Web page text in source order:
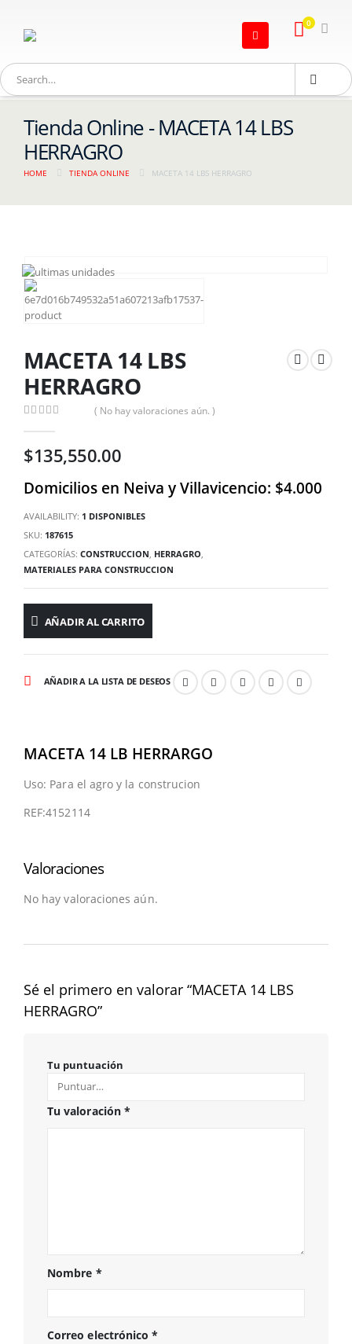
0
Tienda Online - MACETA 14 LBS
HERRAGRO
HOME TIENDA ONLINE MACETA 14 LBS HERRAGRO
MACETA 14 LBS
HERRAGRO
( No hay valoraciones aún. )
$135,550.00
Domicilios en Neiva y Villavicencio: $4.000
AVAILABILITY: 1 DISPONIBLES
SKU: 187615
CATEGORÍAS: CONSTRUCCION HERRAGRO
MATERIALES PARA CONSTRUCCION
AÑADIR AL CARRITO
AÑADIR A LA LISTA DE DESEOS
MACETA 14 LB HERRARGO
Uso: Para el agro y la construcion
REF:4152114
Valoraciones
No hay valoraciones aún.
Sé el primero en valorar “MACETA 14 LBS
HERRAGRO”
Tu puntuación
Tu valoración *
Nombre *
Correo electrónico*